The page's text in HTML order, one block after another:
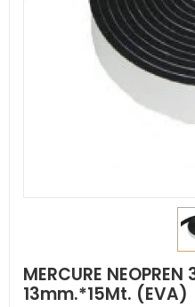
MERCURE
13mm.*15Mt. (EVA)